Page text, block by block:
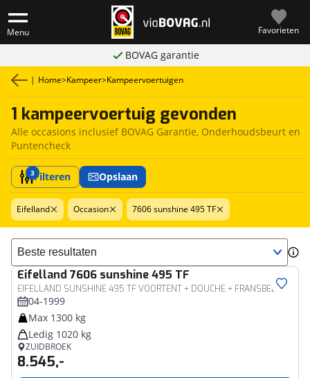
Menu Favorieten
BOVAG garantie
| Home>Kampeer>Kampeervoertuigen
1 kampeervoertuig gevonden
Alle occasions inclusief BOVAG Garantie, Onderhoudsbeurt en
Puntencheck
3Filteren Opslaan
Eifelland Occasion 7606 sunshine 495 TF
Sorteer resultaten
Eifelland 7606 sunshine 495 TF
EIFELLAND SUNSHINE 495 TF VOORTENT + DOUCHE + FRANSBED
04-1999
Max 1300 kg
Ledig 1020 kg
ZUIDBROEK
8.545,-